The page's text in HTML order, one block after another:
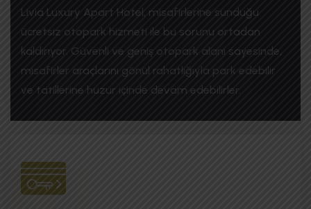
Livia Luxury Apart Hotel, misafirlerine sunduğu
ücretsiz otopark hizmeti ile bu sorunu ortadan
kaldırıyor. Güvenli ve geniş otopark alanı sayesinde,
misafirler araçlarını gönül rahatlığıyla park edebilir
ve tatillerine huzur içinde devam edebilirler.